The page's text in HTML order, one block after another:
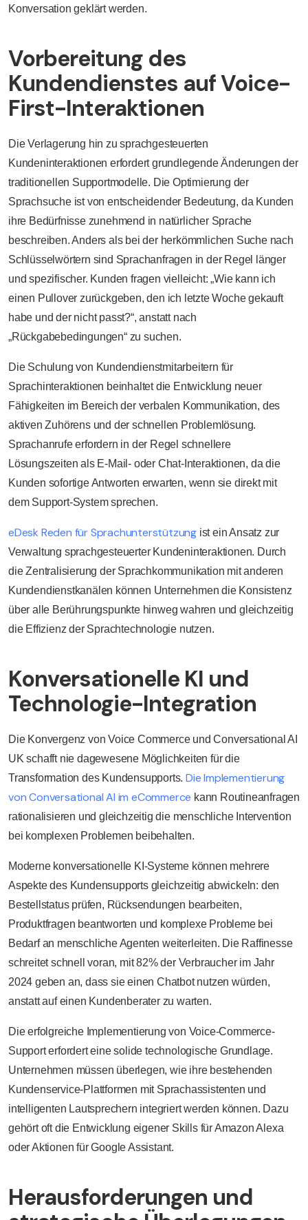
Konversation geklärt werden.
Vorbereitung des
Kundendienstes auf Voice-
First-Interaktionen
Die Verlagerung hin zu sprachgesteuerten
Kundeninteraktionen erfordert grundlegende Änderungen der
traditionellen Supportmodelle. Die Optimierung der
Sprachsuche ist von entscheidender Bedeutung, da Kunden
ihre Bedürfnisse zunehmend in natürlicher Sprache
beschreiben. Anders als bei der herkömmlichen Suche nach
Schlüsselwörtern sind Sprachanfragen in der Regel länger
und spezifischer. Kunden fragen vielleicht: „Wie kann ich
einen Pullover zurückgeben, den ich letzte Woche gekauft
habe und der nicht passt?“, anstatt nach
„Rückgabebedingungen“ zu suchen.
Die Schulung von Kundendienstmitarbeitern für
Sprachinteraktionen beinhaltet die Entwicklung neuer
Fähigkeiten im Bereich der verbalen Kommunikation, des
aktiven Zuhörens und der schnellen Problemlösung.
Sprachanrufe erfordern in der Regel schnellere
Lösungszeiten als E-Mail- oder Chat-Interaktionen, da die
Kunden sofortige Antworten erwarten, wenn sie direkt mit
dem Support-System sprechen.
eDesk Reden für Sprachunterstützung ist ein Ansatz zur
Verwaltung sprachgesteuerter Kundeninteraktionen. Durch
die Zentralisierung der Sprachkommunikation mit anderen
Kundendienstkanälen können Unternehmen die Konsistenz
über alle Berührungspunkte hinweg wahren und gleichzeitig
die Effizienz der Sprachtechnologie nutzen.
Konversationelle KI und
Technologie-Integration
Die Konvergenz von Voice Commerce und Conversational AI
UK schafft nie dagewesene Möglichkeiten für die
Transformation des Kundensupports. Die Implementierung
von Conversational AI im eCommerce kann Routineanfragen
rationalisieren und gleichzeitig die menschliche Intervention
bei komplexen Problemen beibehalten.
Moderne konversationelle KI-Systeme können mehrere
Aspekte des Kundensupports gleichzeitig abwickeln: den
Bestellstatus prüfen, Rücksendungen bearbeiten,
Produktfragen beantworten und komplexe Probleme bei
Bedarf an menschliche Agenten weiterleiten. Die Raffinesse
schreitet schnell voran, mit82% der Verbraucher im Jahr
2024 geben an, dass sie einen Chatbot nutzen würden,
anstatt auf einen Kundenberater zu warten.
Die erfolgreiche Implementierung von Voice-Commerce-
Support erfordert eine solide technologische Grundlage.
Unternehmen müssen überlegen, wie ihre bestehenden
Kundenservice-Plattformen mit Sprachassistenten und
intelligenten Lautsprechern integriert werden können. Dazu
gehört oft die Entwicklung eigener Skills für Amazon Alexa
oder Aktionen für Google Assistant.
Herausforderungen und